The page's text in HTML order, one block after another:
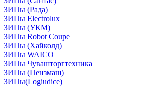
ЗИПы (Рада)
ЗИПы Electrolux
ЗИПы (УКМ)
ЗИПы Robot Coupe
ЗИПы (Хайколд)
ЗИПы WAICO
ЗИПы Чувашторгтехника
ЗИПы (Пензмаш)
ЗИПы(Logiudice)